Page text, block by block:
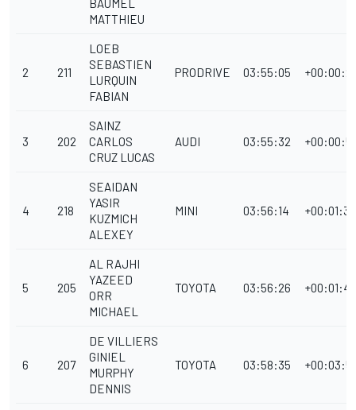
BAUMEL
MATTHIEU
2 211
LOEB
SEBASTIEN
LURQUIN
FABIAN
PRODRIVE 03:55:05
3 202
SAINZ
CARLOS
CRUZ LUCAS
AUDI 03:55:32
4 218
SEAIDAN
YASIR
KUZMICH
ALEXEY
MINI 03:56:14 +00:01:34
5 205
AL RAJHI
YAZEED
ORR
MICHAEL
TOYOTA 03:56:26 +00:01:46
6 207
DE VILLIERS
GINIEL
MURPHY
DENNIS
TOYOTA 03:58:35